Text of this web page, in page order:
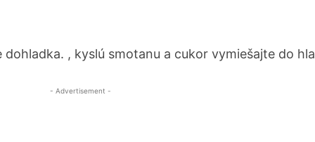
dohladka. , kyslú smotanu a cukor vymiešajte do
- Advertisement -